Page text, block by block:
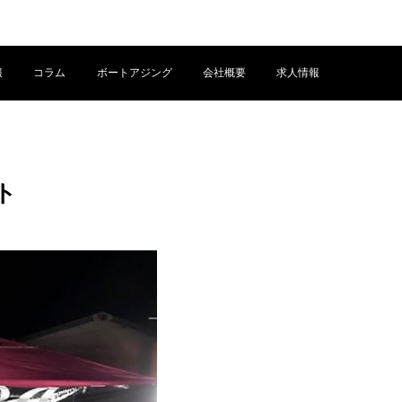
コラム ボートアジング 会社概要 求人情報